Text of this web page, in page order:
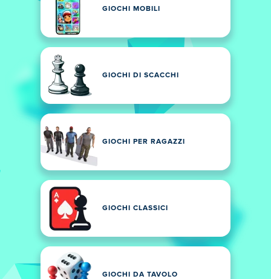
GIOCHI MOBILI
GIOCHI DI SCACCHI
GIOCHI PER RAGAZZI
GIOCHI CLASSICI
GIOCHI DA TAVOLO